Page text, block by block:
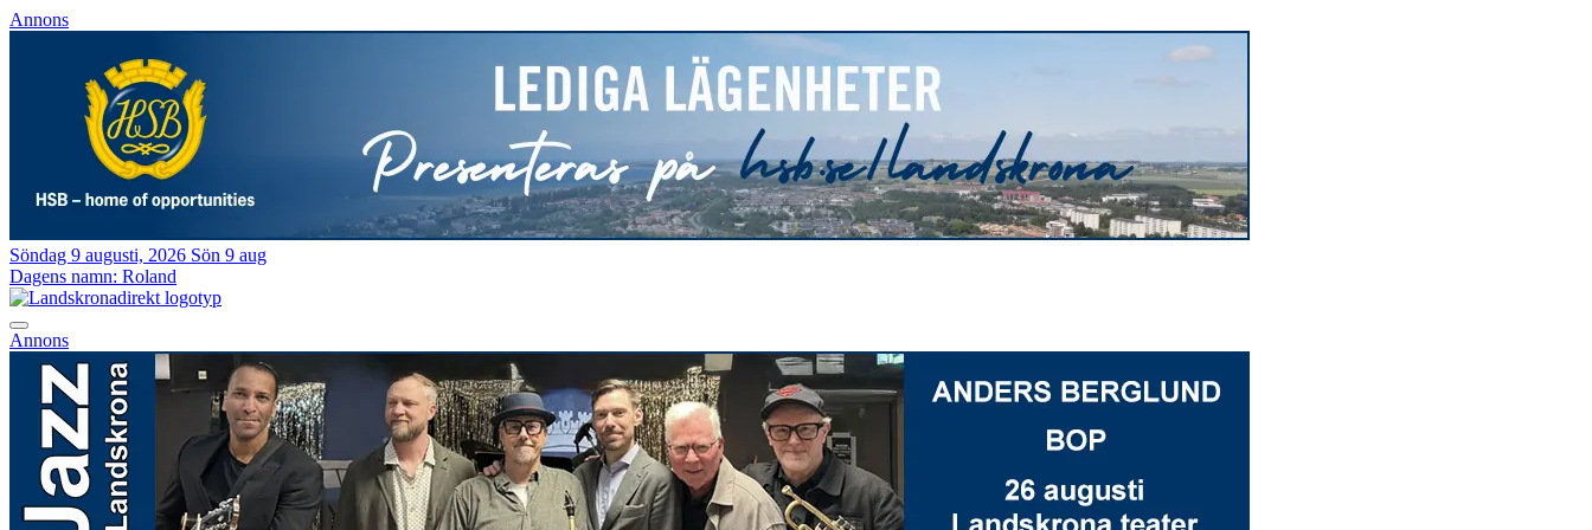
Annons
Söndag 9 augusti, 2026 Sön 9 aug
Dagens namn: Roland
Annons